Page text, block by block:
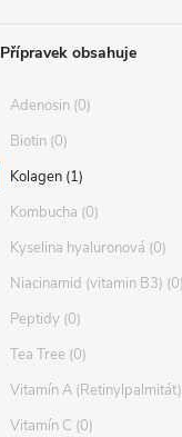
Přípravek obsahuje
Adenosin 0
Biotin 0
Kolagen 1
Kombucha 0
Kyselina hyaluronová 0
Niacinamid (vitamin B3) 0
Peptidy 0
Tea Tree 0
Vitamín A (Retinylpalmitát)
Vitamín C 0